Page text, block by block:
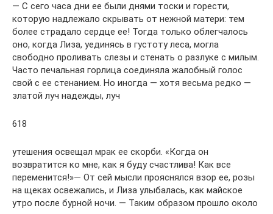
— С сего часа дни ее были днями тоски и горести,
которую надлежало скрывать от нежной матери: тем
более страдало сердце ее! Тогда только облегчалось
оно, когда Лиза, уединясь в густоту леса, могла
свободно проливать слезы и стенать о разлуке с милым.
Часто печальная горлица соединяла жалобный голос
свой с ее стенанием. Но иногда — хотя весьма редко —
златой луч надежды, луч
618
утешения освещал мрак ее скорби. «Когда он
возвратится ко мне, как я буду счастлива! Как все
переменится!»— От сей мысли прояснялся взор ее, розы
на щеках освежались, и Лиза улыбалась, как майское
утро после бурной ночи. — Таким образом прошло около